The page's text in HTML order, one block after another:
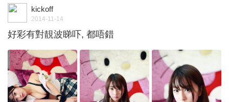
kickoff
2014-11-14
好彩有對靚波睇吓, 都唔錯